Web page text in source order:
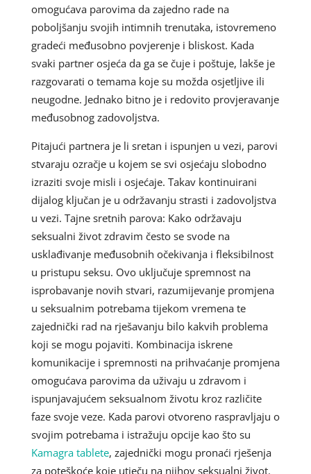
omogućava parovima da zajedno rade na
poboljšanju svojih intimnih trenutaka, istovremeno
gradeći međusobno povjerenje i bliskost. Kada
svaki partner osjeća da ga se čuje i poštuje, lakše je
razgovarati o temama koje su možda osjetljive ili
neugodne. Jednako bitno je i redovito provjeravanje
međusobnog zadovoljstva.
Pitajući partnera je li sretan i ispunjen u vezi, parovi
stvaraju ozračje u kojem se svi osjećaju slobodno
izraziti svoje misli i osjećaje. Takav kontinuirani
dijalog ključan je u održavanju strasti i zadovoljstva
u vezi. Tajne sretnih parova: Kako održavaju
seksualni život zdravim često se svode na
usklađivanje međusobnih očekivanja i fleksibilnost
u pristupu seksu. Ovo uključuje spremnost na
isprobavanje novih stvari, razumijevanje promjena
u seksualnim potrebama tijekom vremena te
zajednički rad na rješavanju bilo kakvih problema
koji se mogu pojaviti. Kombinacija iskrene
komunikacije i spremnosti na prihvaćanje promjena
omogućava parovima da uživaju u zdravom i
ispunjavajućem seksualnom životu kroz različite
faze svoje veze. Kada parovi otvoreno raspravljaju o
svojim potrebama i istražuju opcije kao što su
Kamagra tablete, zajednički mogu pronaći rješenja
za poteškoće koje utječu na njihov seksualni život.